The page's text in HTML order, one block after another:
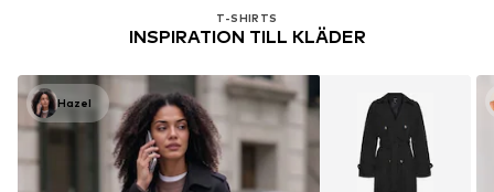
T-SHIRTS
INSPIRATION TILL KLÄDER
Hazel